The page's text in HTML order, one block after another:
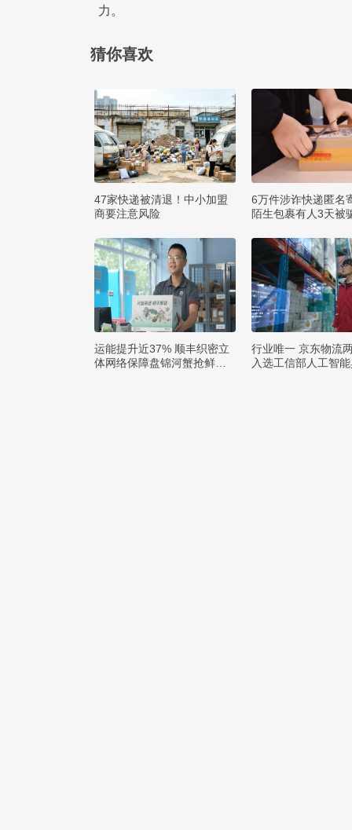
力。
猜你喜欢
47家快递被清退！中小加盟
商要注意风险
6万件涉诈快递匿名
陌生包裹有人3天被
运能提升近37% 顺丰织密立
体网络保障盘锦河蟹抢鲜出
行业唯一 京东物流
入选工信部人工智